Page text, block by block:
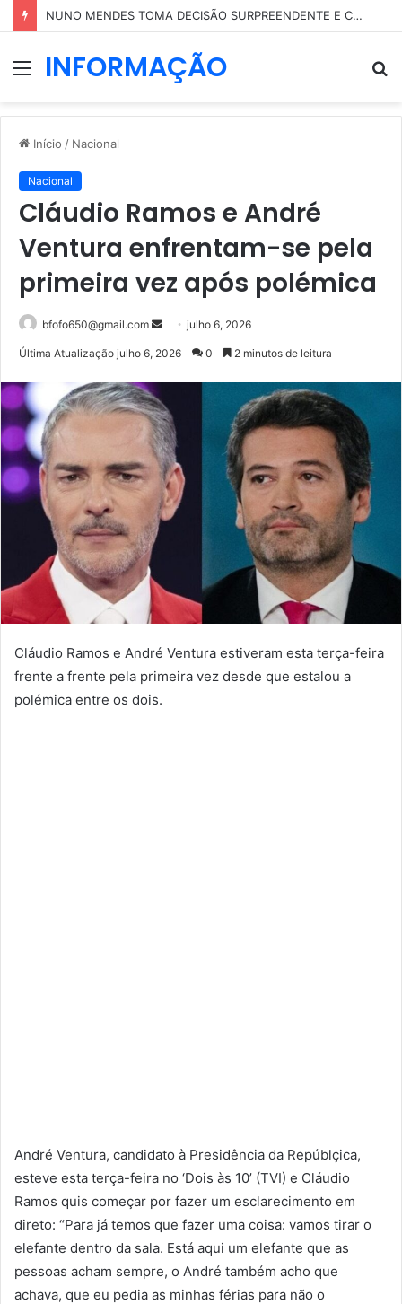
NUNO MENDES TOMA DECISÃO SURPREENDENTE E COLOCA PARTE DO SEU PATRIMÓNIO EM NOME DA MÃE
MenuINFORMAÇÃO
Início / Nacional
Nacional
Cláudio Ramos e André
Ventura enfrentam-se pela
primeira vez após polémica
bfofo650@gmail.com
Mandejulho 6, 2026
Última Atualização julho 6, 2026 0 2 minutos de leitura
Cláudio Ramos e André Ventura estiveram esta terça-feira
frente a frente pela primeira vez desde que estalou a
polémica entre os dois.
André Ventura, candidato à Presidência da Repúblçica,
esteve esta terça-feira no ‘Dois às 10’ (TVI) e Cláudio
Ramos quis começar por fazer um esclarecimento em
direto: “Para já temos que fazer uma coisa: vamos tirar o
elefante dentro da sala. Está aqui um elefante que as
pessoas acham sempre, o André também acho que
achava, que eu pedia as minhas férias para não o